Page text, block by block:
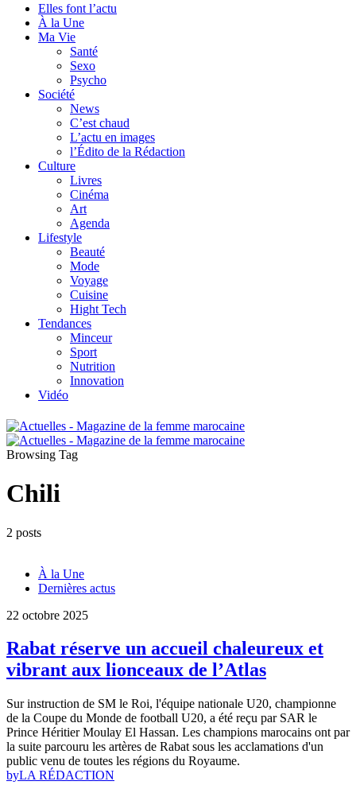
Elles font l’actu
À la Une
Ma Vie
Santé
Sexo
Psycho
Société
News
C’est chaud
L’actu en images
l’Édito de la Rédaction
Culture
Livres
Cinéma
Art
Agenda
Lifestyle
Beauté
Mode
Voyage
Cuisine
Hight Tech
Tendances
Minceur
Sport
Nutrition
Innovation
Vidéo
Browsing Tag
Chili
2 posts
À la Une
Dernières actus
22 octobre 2025
Rabat réserve un accueil chaleureux et
vibrant aux lionceaux de l’Atlas
Sur instruction de SM le Roi, l'équipe nationale U20, championne
de la Coupe du Monde de football U20, a été reçu par SAR le
Prince Héritier Moulay El Hassan. Les champions marocains ont par
la suite parcouru les artères de Rabat sous les acclamations d'un
public venu de toutes les régions du Royaume.
byLA RÉDACTION